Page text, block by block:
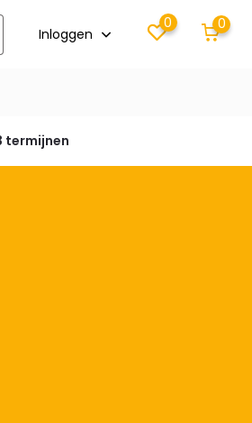
Inloggen
0 0
termijnen